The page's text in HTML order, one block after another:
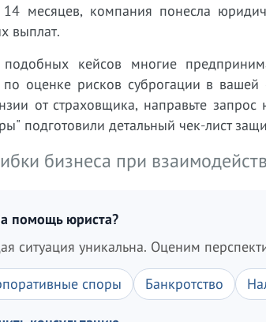
14 месяцев, компания понесла
выплат.
кейсов многие
по оценке рисков суброгации в
от страховщика, направьте
подготовили детальный чек-лист
бизнеса при
помощь юриста?
ситуация уникальна. Оценим
споры Банкротство